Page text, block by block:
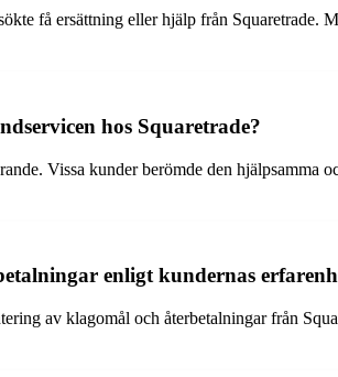
få ersättning eller hjälp från
hos Squaretrade?
Vissa kunder berömde den
enligt kundernas
av klagomål och återbetalningar från